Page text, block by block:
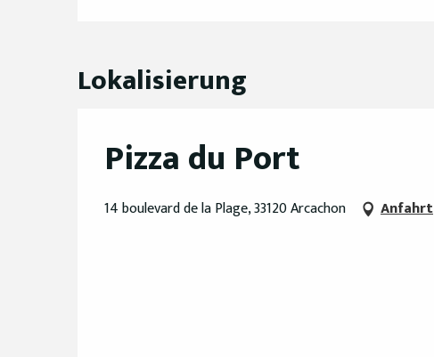
Lokalisierung
Pizza du Port
14 boulevard de la Plage, 33120 Arcachon Anfahrt